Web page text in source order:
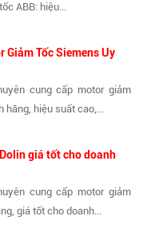
ABB: hiệu...
Giảm Tốc Siemens Uy
cung cấp motor giảm
hãng, hiệu suất cao,...
giá tốt cho doanh
cung cấp motor giảm
giá tốt cho doanh...